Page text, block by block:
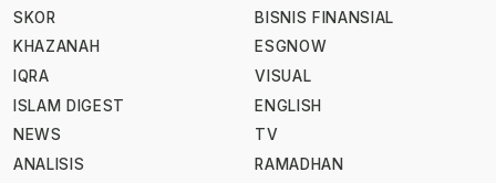
SKOR
KHAZANAH
IQRA
ISLAM DIGEST
NEWS
ANALISIS
BISNIS FINANSIAL
ESGNOW
VISUAL
ENGLISH
TV
RAMADHAN